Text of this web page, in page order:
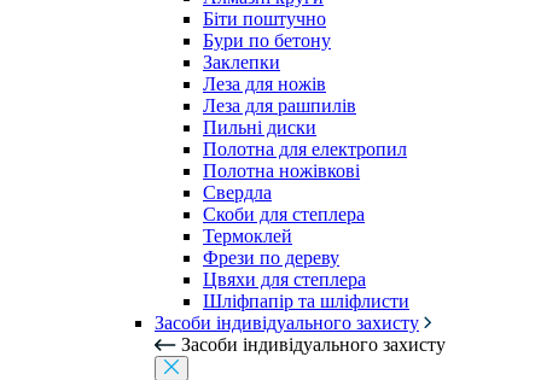
Біти поштучно
Бури по бетону
Заклепки
Леза для ножів
Леза для рашпилів
Пильні диски
Полотна для електропил
Полотна ножівкові
Свердла
Скоби для степлера
Термоклей
Фрези по дереву
Цвяхи для степлера
Шліфпапір та шліфлисти
Засоби індивідуального захисту
Засоби індивідуального захисту